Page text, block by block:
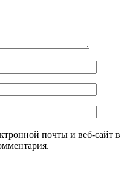
почты и веб-сайт в